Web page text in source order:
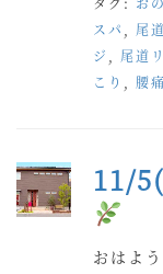
スパ
尾
ジ
尾道
こり
腰痛
11/
おはよ